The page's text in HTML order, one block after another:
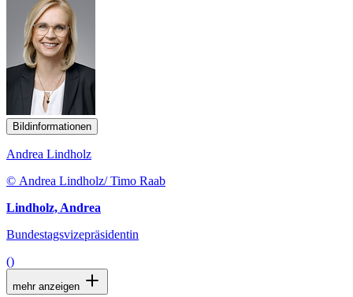
Bildinformationen
Andrea Lindholz
© Andrea Lindholz/ Timo Raab
Lindholz, Andrea
Bundestagsvizepräsidentin
()
mehr anzeigen